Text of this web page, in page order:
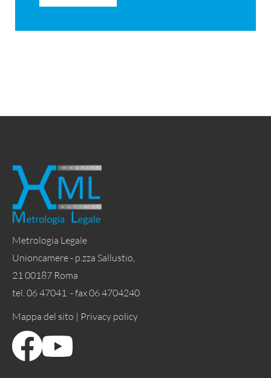
Metrologia Legale
Unioncamere - p.zza Sallustio,
21 00187 Roma
tel. 06 47041 - fax 06 4704240
Mappa del sito | Privacy policy